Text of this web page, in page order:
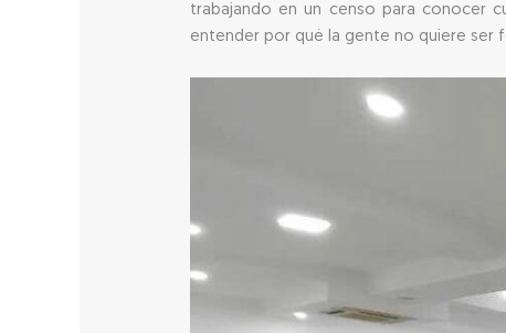
trabajando en un censo para conocer
entender por qué la gente no quiere ser